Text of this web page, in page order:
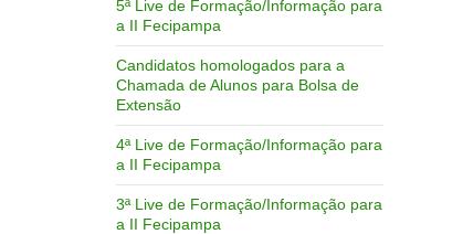
5ª Live de Formação/Informação para
a II Fecipampa
Candidatos homologados para a
Chamada de Alunos para Bolsa de
Extensão
4ª Live de Formação/Informação para
a II Fecipampa
3ª Live de Formação/Informação para
a II Fecipampa